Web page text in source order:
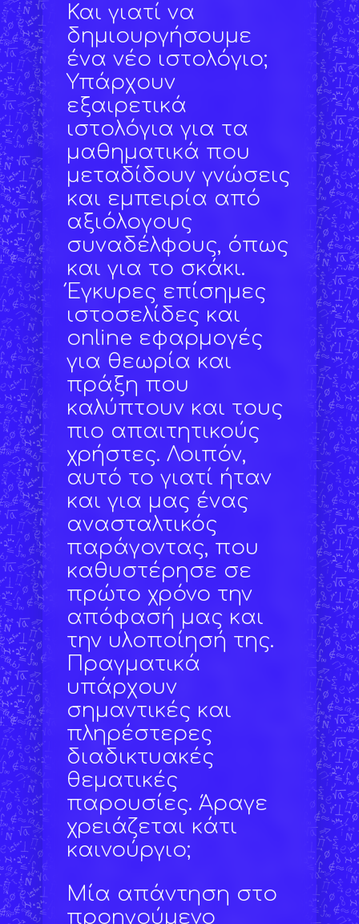
Και γιατί να
δημιουργήσουμε
ένα νέο ιστολόγιο;
Υπάρχουν
εξαιρετικά
ιστολόγια για τα
μαθηματικά που
μεταδίδουν γνώσεις
και εμπειρία από
αξιόλογους
συναδέλφους, όπως
και για το σκάκι.
Έγκυρες επίσημες
ιστοσελίδες και
online εφαρμογές
για θεωρία και
πράξη που
καλύπτουν και τους
πιο απαιτητικούς
χρήστες. Λοιπόν,
αυτό το γιατί ήταν
και για μας ένας
ανασταλτικός
παράγοντας, που
καθυστέρησε σε
πρώτο χρόνο την
απόφασή μας και
την υλοποίησή της.
Πραγματικά
υπάρχουν
σημαντικές και
πληρέστερες
διαδικτυακές
θεματικές
παρουσίες. Άραγε
χρειάζεται κάτι
καινούργιο;
Μία απάντηση στο
προηγούμενο